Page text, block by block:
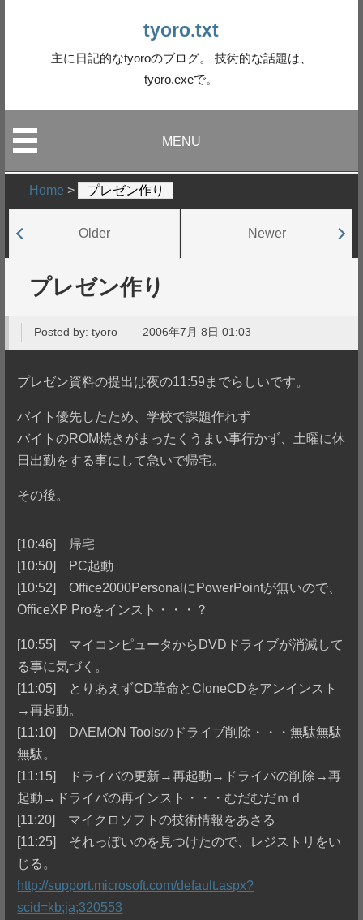
tyoro.txt
主に日記的なtyoroのブログ。 技術的な話題は、
tyoro.exeで。
MENU
Home > プレゼン作り
Older Newer
プレゼン作り
Posted by:tyoro 2006年7月 8日 01:03
プレゼン資料の提出は夜の11:59までらしいです。
バイト優先したため、学校で課題作れず
バイトのROM焼きがまったくうまい事行かず、土曜に休
日出勤をする事にして急いで帰宅。
その後。
[10:46] 帰宅
[10:50] PC起動
[10:52] Office2000PersonalにPowerPointが無いので、
OfficeXP Proをインスト・・・？
[10:55] マイコンピュータからDVDドライブが消滅して
る事に気づく。
[11:05] とりあえずCD革命とCloneCDをアンインスト
→再起動。
[11:10] DAEMON Toolsのドライブ削除・・・無駄無駄
無駄。
[11:15] ドライバの更新→再起動→ドライバの削除→再
起動→ドライバの再インスト・・・むだむだｍｄ
[11:20] マイクロソフトの技術情報をあさる
[11:25] それっぽいのを見つけたので、レジストリをい
じる。
http://support.microsoft.com/default.aspx?
scid=kb;ja;320553